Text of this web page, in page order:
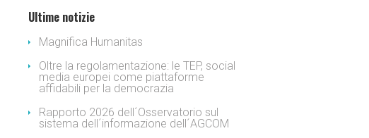
Ultime notizie
Magnifica Humanitas
Oltre la regolamentazione: le TEP, social
media europei come piattaforme
affidabili per la democrazia
Rapporto 2026 dell´Osservatorio sul
sistema dell´informazione dell´AGCOM